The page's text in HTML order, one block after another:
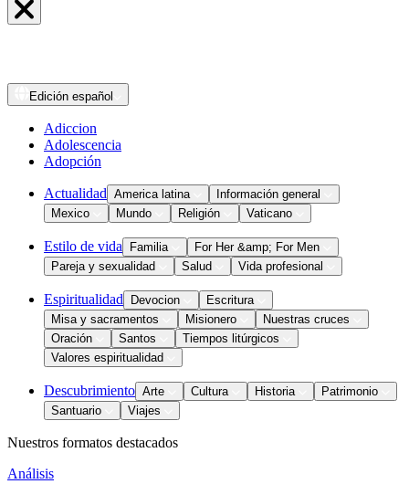
Edición español
Adiccion
Adolescencia
Adopción
Actualidad America latina
Información general
Mexico
Mundo Religión Vaticano
Estilo de vida Familia
For Her &amp; For Men
Pareja y sexualidad
Salud Vida profesional
Espiritualidad Devocion
Escritura
Misa y sacramentos
Misionero
Nuestras cruces
Oración
Santos
Tiempos litúrgicos
Valores espiritualidad
Descubrimiento Arte Cultura Historia
Patrimonio
Santuario
Viajes
Nuestros formatos destacados
Análisis